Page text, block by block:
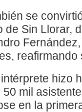
se
de Sin Llorar,
hizo
mil
en la